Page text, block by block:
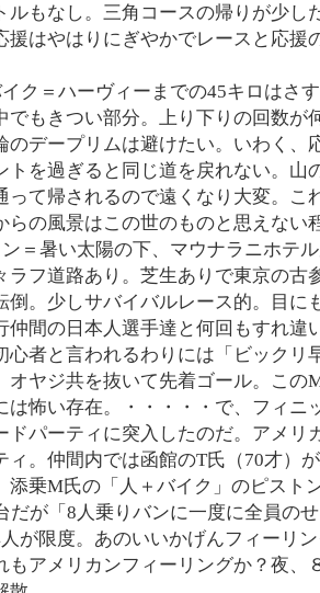
ルもなし。三角コースの帰りが少し
援はやはりにぎやかでレースと応援
ク＝ハーヴィーまでの45キロはさ
でもきつい部分。上り下りの回数が
のデープリムは避けたい。いわく、
トを過ぎると同じ道を戻れない。山
って帰されるので遠くなり大変。こ
らの風景はこの世のものと思えない
＝暑い太陽の下、マウナラニホテ
ラフ道路あり。芝生ありで東京の古
倒。少しサバイバルレース的。目に
仲間の日本人選手達と何回もすれ違
心者と言われるわりには「ビックリ
オヤジ共を抜いて先着ゴール。この
は怖い存在。・・・・・で、フィニ
ドパーティに突入したのだ。アメリ
ィ。仲間内では函館のT氏（70才）
添乗M氏の「人＋バイク」のピスト
だが「8人乗りバンに一度に全員の
人が限度。あのいいかげんフィーリ
もアメリカンフィーリングか？夜、